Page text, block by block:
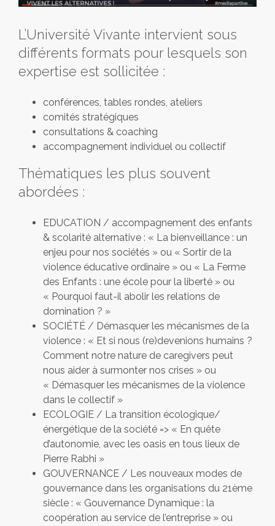
L’Université Vivante intervient sous
différents formats pour lesquels son
expertise est sollicitée :
conférences, tables rondes, ateliers
comités stratégiques
consultations & coaching
accompagnement individuel ou collectif
Thématiques les plus souvent
abordées :
EDUCATION / accompagnement des enfants
& scolarité alternative : « La bienveillance : un
enjeu pour nos sociétés » ou « Sortir de la
violence éducative ordinaire » ou « La Ferme
des Enfants : une école pour la liberté » ou
« Pourquoi faut-il abolir les relations de
domination ? »
SOCIÉTÉ / Démasquer les mécanismes de la
violence : « Et si nous (re)devenions humains ?
Comment notre nature de caregivers peut
nous aider à surmonter nos crises » ou
« Démasquer les mécanismes de la violence
dans le collectif »
ECOLOGIE / La transition écologique/
énergétique de la société => « En quête
d’autonomie, avec les oasis en tous lieux de
Pierre Rabhi »
GOUVERNANCE / Les nouveaux modes de
gouvernance dans les organisations du 21ème
siècle : « Gouvernance Dynamique : la
coopération au service de l’entreprise » ou